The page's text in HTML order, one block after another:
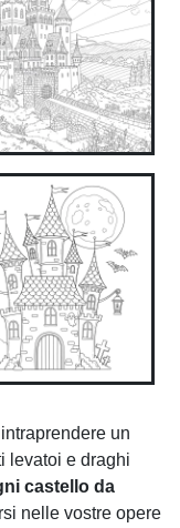
un
levatoi e draghi
castello da
nelle vostre opere